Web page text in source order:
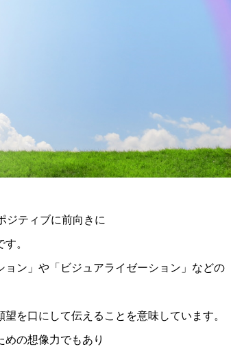
ジティブに前向きに
。
ン」や「ビジュアライゼーション」などの
を口にして伝えることを意味しています。
の想像力でもあり